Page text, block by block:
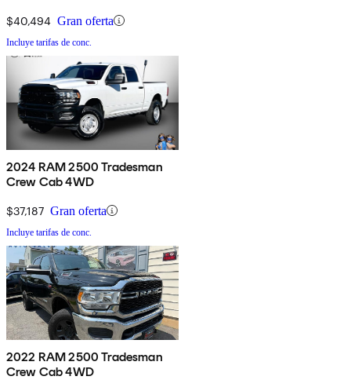
$40,494 Gran oferta
Incluye tarifas de conc.
2024 RAM 2500 Tradesman
Crew Cab 4WD
$37,187 Gran oferta
Incluye tarifas de conc.
2022 RAM 2500 Tradesman
Crew Cab 4WD